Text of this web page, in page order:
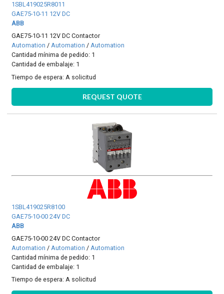
1SBL419025R8011
GAE75-10-11 12V DC
ABB
GAE75-10-11 12V DC Contactor
Automation /Automation /Automation
Cantidad mínima de pedido: 1
Cantidad de embalaje: 1
Tiempo de espera: A solicitud
REQUEST QUOTE
1SBL419025R8100
GAE75-10-00 24V DC
ABB
GAE75-10-00 24V DC Contactor
Automation / Automation / Automation
Cantidad mínima de pedido: 1
Cantidad de embalaje: 1
Tiempo de espera:A solicitud